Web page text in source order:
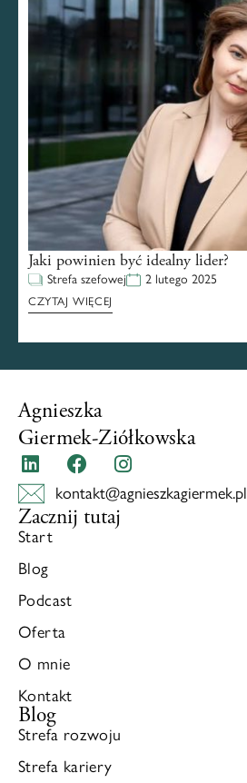
Jaki powinien być idealny lider?
Strefa szefowej 2 lutego 2025
CZYTAJ WIĘCEJ
Agnieszka
Giermek-Ziółkowska
kontakt@agnieszkagiermek.pl
Zacznij tutaj
Start
Blog
Podcast
Oferta
O mnie
Kontakt
Blog
Strefa rozwoju
Strefa kariery